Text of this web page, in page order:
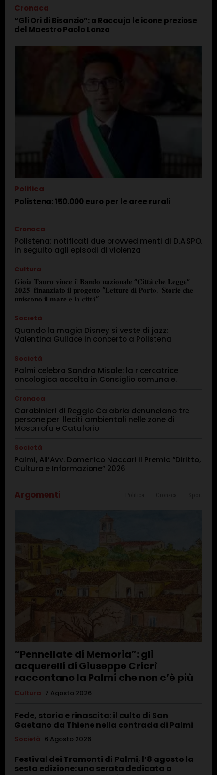
Cronaca
“Gli Ori di Bisanzio”: a Raccuja le icone preziose
del Maestro Paolo Lanza
Politica
Polistena: 150.000 euro per le aree rurali
Cronaca
Polistena: notificati due provvedimenti di D.A.SPO.
in seguito agli episodi di violenza
Cultura
𝐆𝐢𝐨𝐢𝐚 𝐓𝐚𝐮𝐫𝐨 𝐯𝐢𝐧𝐜𝐞 𝐢𝐥 𝐁𝐚𝐧𝐝𝐨 𝐧𝐚𝐳𝐢𝐨𝐧𝐚𝐥𝐞 “𝐂𝐢𝐭𝐭𝐚̀ 𝐜𝐡𝐞 𝐋𝐞𝐠𝐠𝐞”
𝟐𝟎𝟐𝟓: 𝐟𝐢𝐧𝐚𝐧𝐳𝐢𝐚𝐭𝐨 𝐢𝐥 𝐩𝐫𝐨𝐠𝐞𝐭𝐭𝐨 “𝐋𝐞𝐭𝐭𝐮𝐫𝐞 𝐝𝐢 𝐏𝐨𝐫𝐭𝐨. 𝐒𝐭𝐨𝐫𝐢𝐞 𝐜𝐡𝐞
𝐮𝐧𝐢𝐬𝐜𝐨𝐧𝐨 𝐢𝐥 𝐦𝐚𝐫𝐞 𝐞 𝐥𝐚 𝐜𝐢𝐭𝐭𝐚̀”
Società
Quando la magia Disney si veste di jazz:
Valentina Gullace in concerto a Polistena
Società
Palmi celebra Sandra Misale: la ricercatrice
oncologica accolta in Consiglio comunale.
Cronaca
Carabinieri di Reggio Calabria denunciano tre
persone per illeciti ambientali nelle zone di
Mosorrofa e Cataforio
Società
Palmi, All’Avv. Domenico Naccari il Premio “Diritto,
Cultura e Informazione” 2026
Argomenti
“Pennellate di Memoria”: gli
acquerelli di Giuseppe Cricrì
raccontano la Palmi che non c’è più
Cultura 7 Agosto 2026
Fede, storia e rinascita: il culto di San
Gaetano da Thiene nella contrada di Palmi
Società 6 Agosto 2026
Festival dei Tramonti di Palmi, l’8 agosto la
sesta edizione: una serata dedicata a